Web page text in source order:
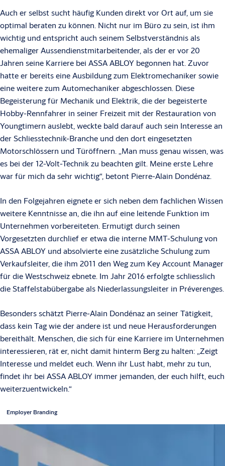
Auch er selbst sucht häufig Kunden direkt vor Ort auf, um sie
optimal beraten zu können. Nicht nur im Büro zu sein, ist ihm
wichtig und entspricht auch seinem Selbstverständnis als
ehemaliger Aussendienstmitarbeitender, als der er vor 20
Jahren seine Karriere bei ASSA ABLOY begonnen hat. Zuvor
hatte er bereits eine Ausbildung zum Elektromechaniker sowie
eine weitere zum Automechaniker abgeschlossen. Diese
Begeisterung für Mechanik und Elektrik, die der begeisterte
Hobby-Rennfahrer in seiner Freizeit mit der Restauration von
Youngtimern auslebt, weckte bald darauf auch sein Interesse an
der Schliesstechnik-Branche und den dort eingesetzten
Motorschlössern und Türöffnern. „Man muss genau wissen, was
es bei der 12-Volt-Technik zu beachten gilt. Meine erste Lehre
war für mich da sehr wichtig“, betont Pierre-Alain Dondénaz.
In den Folgejahren eignete er sich neben dem fachlichen Wissen
weitere Kenntnisse an, die ihn auf eine leitende Funktion im
Unternehmen vorbereiteten. Ermutigt durch seinen
Vorgesetzten durchlief er etwa die interne MMT-Schulung von
ASSA ABLOY und absolvierte eine zusätzliche Schulung zum
Verkaufsleiter, die ihm 2011 den Weg zum Key Account Manager
für die Westschweiz ebnete. Im Jahr 2016 erfolgte schliesslich
die Staffelstabübergabe als Niederlassungsleiter in Préverenges.
Besonders schätzt Pierre-Alain Dondénaz an seiner Tätigkeit,
dass kein Tag wie der andere ist und neue Herausforderungen
bereithält. Menschen, die sich für eine Karriere im Unternehmen
interessieren, rät er, nicht damit hinterm Berg zu halten: „Zeigt
Interesse und meldet euch. Wenn ihr Lust habt, mehr zu tun,
findet ihr bei ASSA ABLOY immer jemanden, der euch hilft, euch
weiterzuentwickeln.“
Employer Branding